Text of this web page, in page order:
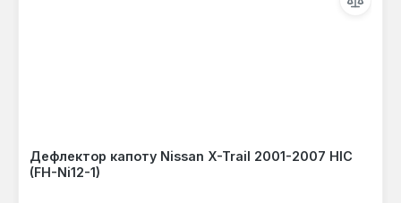
Дефлектор капоту Nissan X-Trail 2001-2007 HIC
(FH-Ni12-1)